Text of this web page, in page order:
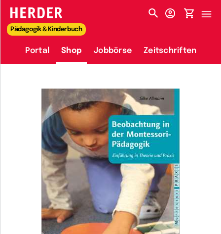
HERDER-MENÜ
Pädagogik & Kinderbuch
Portal Shop Jobbörse Zeitschriften